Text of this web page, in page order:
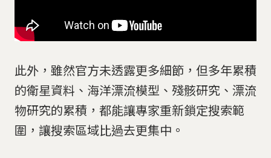
此外，雖然官方未透露更多細節，但多年累積
的衛星資料、海洋漂流模型、殘骸研究、漂流
物研究的累積，都能讓專家重新鎖定搜索範
圍，讓搜索區域比過去更集中。